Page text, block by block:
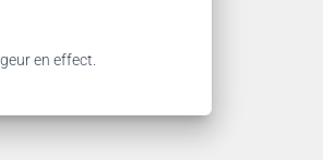
en effect.